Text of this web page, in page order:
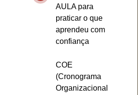
AULA para
praticar o que
aprendeu com
confiança
COE
(Cronograma
Organizacional